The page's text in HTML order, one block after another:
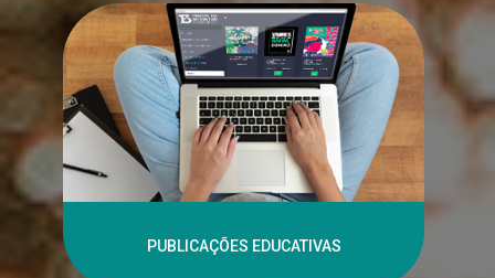
PUBLICAÇÕES EDUCATIVAS